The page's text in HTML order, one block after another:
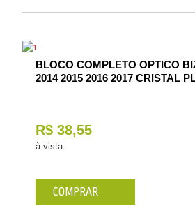
Vestuário
BLOCO COMPLETO OPTICO
2014 2015 2016 2017 CRISTAL
R$ 38,55
à vista
COMPRAR